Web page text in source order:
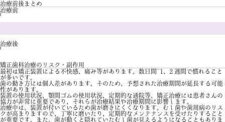
治療前後まとめ
治療前
治療後
矯正歯科治療のリスク・副作用
最初は矯正装置による不快感、痛み等があります。数日間~1、2 週間で慣れること
が多いです。
歯の動き方には個人差があります。そのため、予想された治療期間が延長する可能
性があります。
装置の使用状況、顎間ゴムの使用状況、定期的な通院等、矯正治療には患者さんの
協力が非常に重要であり、それらが治療結果や治療期間に影響します。
治療中は、装置が付いているため歯が磨きにくくなります。むし歯や歯周病のリス
クが高まりますので、丁寧に磨いたり、定期的なメンテナンスを受けたりすること
が重要です。また、歯が動くと隠れていたむし歯が見えるようになることもありま